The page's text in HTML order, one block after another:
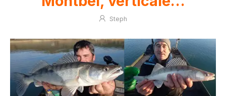
Steph